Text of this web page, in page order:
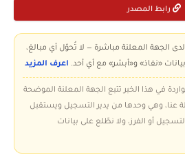
رابط المصدر
لدى الجهة المعلنة مباشرة — لا تُحوّل أي مبالغ،
«نفاذ» و«أبشر» مع أي أحد. اعرف المزيد
في هذا الخبر تتبع الجهة المعلنة الموضحة
عنا، وهي وحدها من يدير التسجيل ويستقبل
أو الفرز، ولا نطّلع على بيانات